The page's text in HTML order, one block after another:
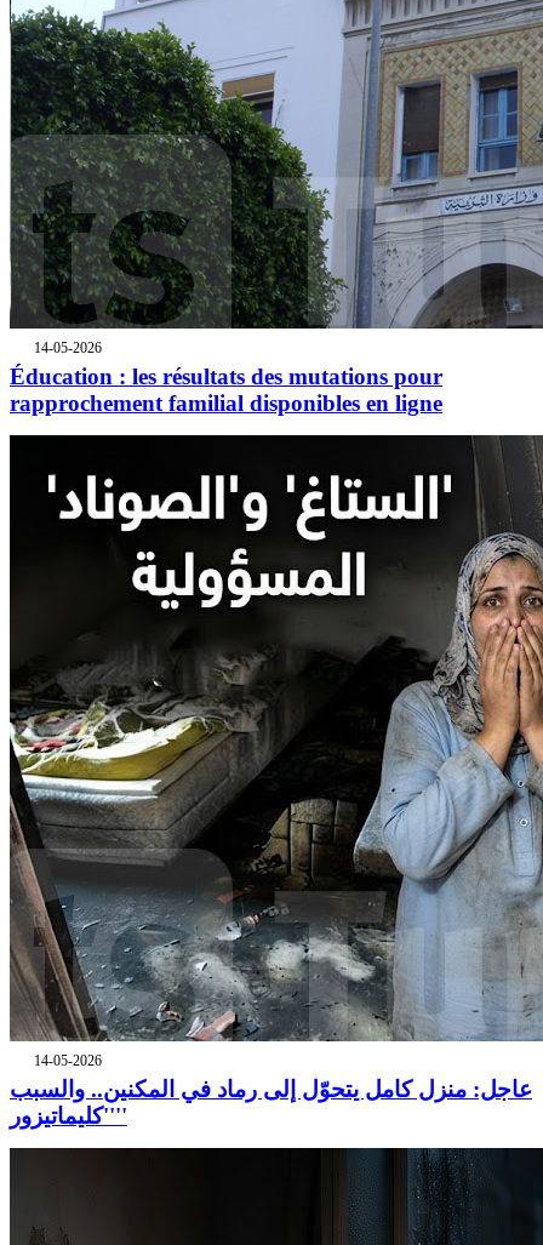
14-05-2026
Éducation : les résultats des mutations pour
rapprochement familial disponibles en ligne
14-05-2026
عاجل: منزل كامل يتحوّل إلى رماد في المكنين.. والسبب
''كليماتيزور''